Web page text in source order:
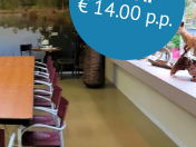
€ 14.00 p.p.